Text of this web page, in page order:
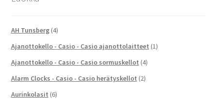
AH Tunsberg (4)
Ajanottokello - Casio - Casio ajanottolaitteet (1)
Ajanottokello - Casio - Casio sormuskellot (4)
Alarm Clocks - Casio - Casio herätyskellot (2)
Aurinkolasit (6)